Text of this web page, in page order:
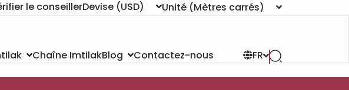
le conseillerDevise (USD) Unité (Mètres carrés)
Chaîne ImtilakBlog Contactez-nous FR